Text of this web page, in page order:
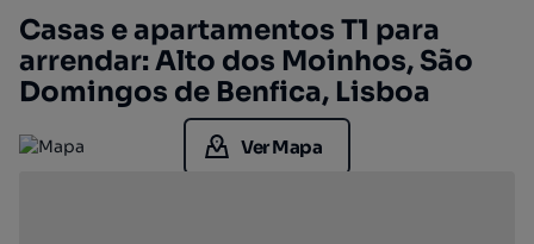
Casas e apartamentos T1 para
arrendar: Alto dos Moinhos, São
Domingos de Benfica, Lisboa
Ver Mapa